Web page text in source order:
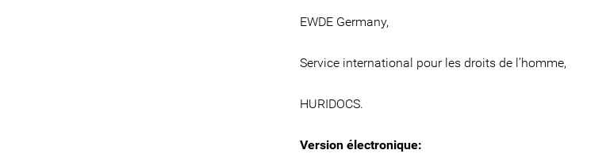
EWDE Germany,
Service international pour les droits de l’homme,
HURIDOCS.
Version électronique: